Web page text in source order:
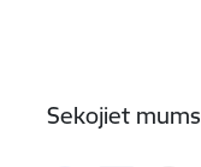
Sekojiet mums